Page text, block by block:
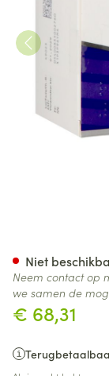
€ 68,31
Niet
Neem contact op
we samen de